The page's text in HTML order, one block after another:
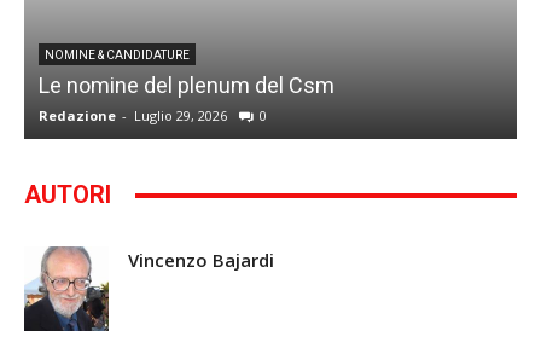
NOMINE & CANDIDATURE
Le nomine del plenum del Csm
Redazione - Luglio 29, 2026 0
AUTORI
Vincenzo Bajardi